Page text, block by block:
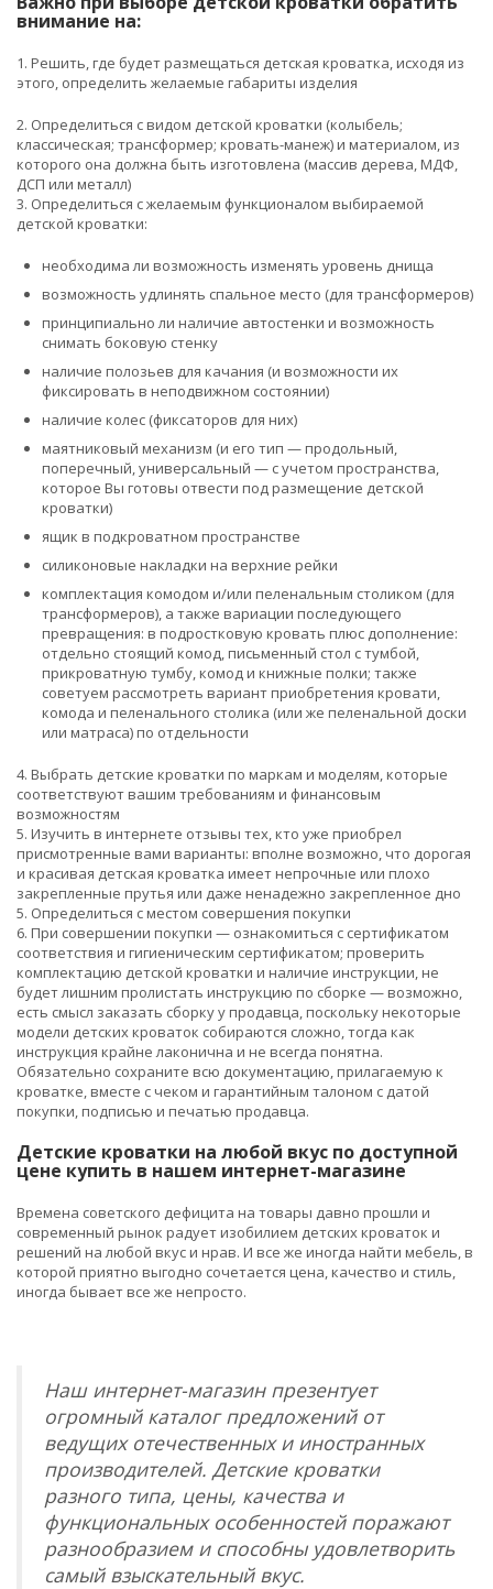
внимание на:
1. Решить, где будет размещаться детская кроватка, исходя из
этого, определить желаемые габариты изделия
2. Определиться с видом детской кроватки (колыбель;
классическая; трансформер; кровать-манеж) и материалом, из
которого она должна быть изготовлена (массив дерева, МДФ,
ДСП или металл)
3. Определиться с желаемым функционалом выбираемой
детской кроватки:
необходима ли возможность изменять уровень днища
возможность удлинять спальное место (для трансформеров)
принципиально ли наличие автостенки и возможность
снимать боковую стенку
наличие полозьев для качания (и возможности их
фиксировать в неподвижном состоянии)
наличие колес (фиксаторов для них)
маятниковый механизм (и его тип — продольный,
поперечный, универсальный — с учетом пространства,
которое Вы готовы отвести под размещение детской
кроватки)
ящик в подкроватном пространстве
силиконовые накладки на верхние рейки
комплектация комодом и/или пеленальным столиком (для
трансформеров), а также вариации последующего
превращения: в подростковую кровать плюс дополнение:
отдельно стоящий комод, письменный стол с тумбой,
прикроватную тумбу, комод и книжные полки; также
советуем рассмотреть вариант приобретения кровати,
комода и пеленального столика (или же пеленальной доски
или матраса) по отдельности
4. Выбрать детские кроватки по маркам и моделям, которые
соответствуют вашим требованиям и финансовым
возможностям
5. Изучить в интернете отзывы тех, кто уже приобрел
присмотренные вами варианты: вполне возможно, что дорогая
и красивая детская кроватка имеет непрочные или плохо
закрепленные прутья или даже ненадежно закрепленное дно
5. Определиться с местом совершения покупки
6. При совершении покупки — ознакомиться с сертификатом
соответствия и гигиеническим сертификатом; проверить
комплектацию детской кроватки и наличие инструкции, не
будет лишним пролистать инструкцию по сборке — возможно,
есть смысл заказать сборку у продавца, поскольку некоторые
модели детских кроваток собираются сложно, тогда как
инструкция крайне лаконична и не всегда понятна.
Обязательно сохраните всю документацию, прилагаемую к
кроватке, вместе с чеком и гарантийным талоном с датой
покупки, подписью и печатью продавца.
Детские кроватки на любой вкус по доступной
цене купить в нашем интернет-магазине
Времена советского дефицита на товары давно прошли и
современный рынок радует изобилием детских кроваток и
решений на любой вкус и нрав. И все же иногда найти мебель, в
которой приятно выгодно сочетается цена, качество и стиль,
иногда бывает все же непросто.
Наш интернет-магазин презентует
огромный каталог предложений от
ведущих отечественных и иностранных
производителей. Детские кроватки
разного типа, цены, качества и
функциональных особенностей поражают
разнообразием и способны удовлетворить
самый взыскательный вкус.